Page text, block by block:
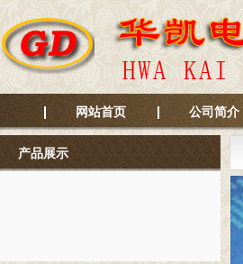
网站首页 公司简介
产品展示